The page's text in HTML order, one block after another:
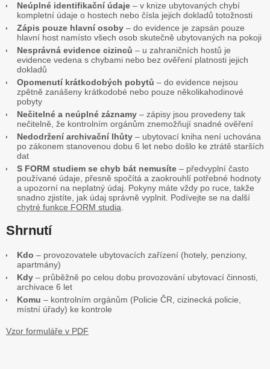
Neúplné identifikační údaje – v knize ubytovaných chybí
kompletní údaje o hostech nebo čísla jejich dokladů totožnosti
Zápis pouze hlavní osoby – do evidence je zapsán pouze
hlavní host namísto všech osob skutečně ubytovaných na pokoji
Nesprávná evidence cizinců – u zahraničních hostů je
evidence vedena s chybami nebo bez ověření platnosti jejich
dokladů
Opomenutí krátkodobých pobytů – do evidence nejsou
zpětně zanášeny krátkodobé nebo pouze několikahodinové
pobyty
Nečitelné a neúplné záznamy – zápisy jsou provedeny tak
nečitelně, že kontrolním orgánům znemožňují snadné ověření
Nedodržení archivační lhůty – ubytovací kniha není uchována
po zákonem stanovenou dobu 6 let nebo došlo ke ztrátě starších
dat
S FORM studiem se chyb bát nemusíte – předvyplní často
používané údaje, přesně spočítá a zaokrouhlí potřebné hodnoty
a upozorní na neplatný údaj. Pokyny máte vždy po ruce, takže
snadno zjistíte, jak údaj správně vyplnit. Podívejte se na další
chytré funkce FORM studia
Shrnutí
Kdo – provozovatele ubytovacích zařízení (hotely, penziony,
apartmány)
Kdy – průběžně po celou dobu provozování ubytovací činnosti,
archivace 6 let
Komu – kontrolním orgánům (Policie ČR, cizinecká policie,
místní úřady) ke kontrole
Vzor formuláře v PDF